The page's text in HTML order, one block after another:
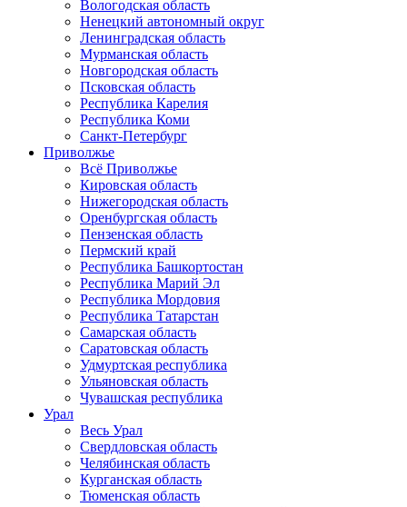
Вологодская область
Ненецкий автономный округ
Ленинградская область
Мурманская область
Новгородская область
Псковская область
Республика Карелия
Республика Коми
Санкт-Петербург
Приволжье
Всё Приволжье
Кировская область
Нижегородская область
Оренбургская область
Пензенская область
Пермский край
Республика Башкортостан
Республика Марий Эл
Республика Мордовия
Республика Татарстан
Самарская область
Саратовская область
Удмуртская республика
Ульяновская область
Чувашская республика
Урал
Весь Урал
Свердловская область
Челябинская область
Курганская область
Тюменская область